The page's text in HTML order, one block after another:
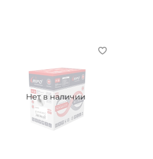
Нет в наличии